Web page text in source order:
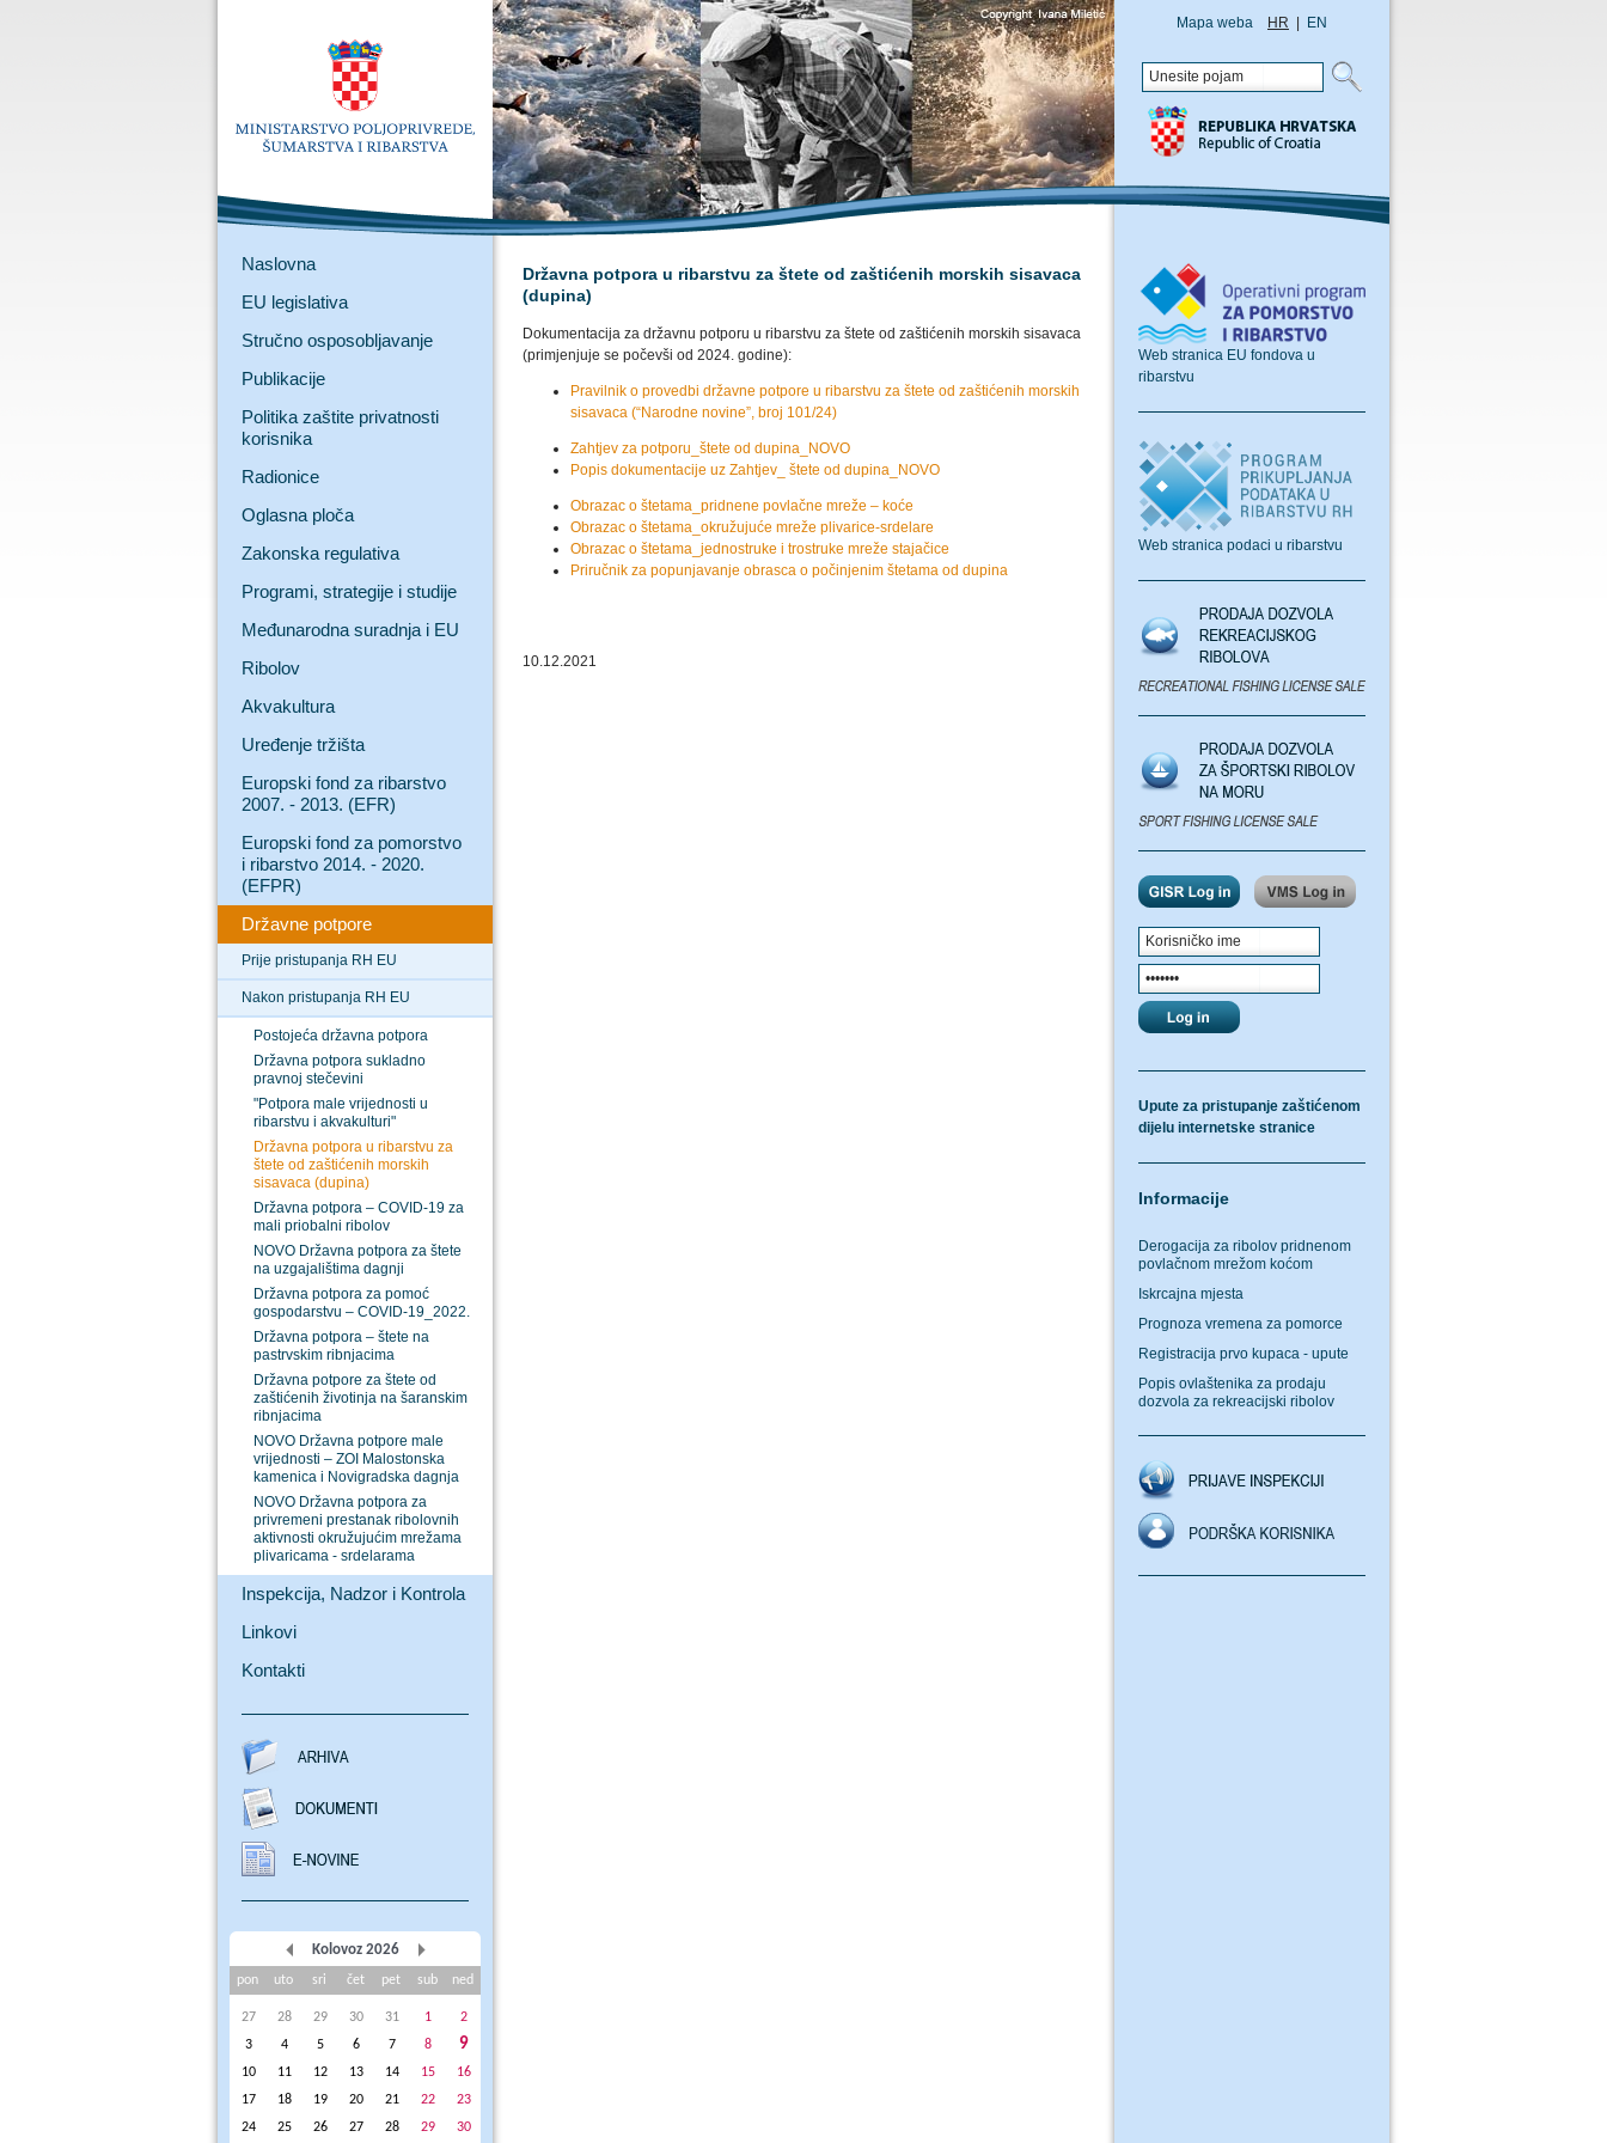
Mapa weba HR EN
Naslovna
EU legislativa
Stručno osposobljavanje
Publikacije
Politika zaštite privatnosti
korisnika
Radionice
Oglasna ploča
Zakonska regulativa
Programi, strategije i studije
Međunarodna suradnja i EU
Ribolov
Akvakultura
Uređenje tržišta
Europski fond za ribarstvo
2007. - 2013. (EFR)
Europski fond za pomorstvo
i ribarstvo 2014. - 2020.
(EFPR)
Državne potpore
Prije pristupanja RH EU
Nakon pristupanja RH EU
Postojeća državna potpora
Državna potpora sukladno
pravnoj stečevini
"Potpora male vrijednosti u
ribarstvu i akvakulturi"
Državna potpora u ribarstvu za
štete od zaštićenih morskih
sisavaca (dupina)
Državna potpora – COVID-19 za
mali priobalni ribolov
NOVO Državna potpora za štete
na uzgajalištima dagnji
Državna potpora za pomoć
gospodarstvu – COVID-19_2022.
Državna potpora – štete na
pastrvskim ribnjacima
Državna potpore za štete od
zaštićenih životinja na šaranskim
ribnjacima
NOVO Državna potpore male
vrijednosti – ZOI Malostonska
kamenica i Novigradska dagnja
NOVO Državna potpora za
privremeni prestanak ribolovnih
aktivnosti okružujućim mrežama
plivaricama - srdelarama
Inspekcija, Nadzor i Kontrola
Linkovi
Kontakti
Kolovoz 2026
pon uto sri čet pet sub ned
27 28 29 30 31 1
2
3
4 5 6 7 8 9
10 11 12 13 14 15
16
17
18 19 20 21 22
23
24
25 26 27 28 29 30
Državna potpora u ribarstvu za štete od zaštićenih morskih sisavaca
(dupina)
Dokumentacija za državnu potporu u ribarstvu za štete od zaštićenih morskih sisavaca
(primjenjuje se počevši od 2024. godine):
Pravilnik o provedbi državne potpore u ribarstvu za štete od zaštićenih morskih
sisavaca (“Narodne novine”, broj 101/24)
Zahtjev za potporu_štete od dupina_NOVO
Popis dokumentacije uz Zahtjev_ štete od dupina_NOVO
Obrazac o štetama_pridnene povlačne mreže – koće
Obrazac o štetama_okružujuće mreže plivarice-srdelare
Obrazac o štetama_jednostruke i trostruke mreže stajačice
Priručnik za popunjavanje obrasca o počinjenim štetama od dupina
10.12.2021
Web stranica EU fondova u
ribarstvu
Web stranica podaci u ribarstvu
Upute za pristupanje zaštićenom
dijelu internetske stranice
Informacije
Derogacija za ribolov pridnenom
povlačnom mrežom koćom
Iskrcajna mjesta
Prognoza vremena za pomorce
Registracija prvo kupaca - upute
Popis ovlaštenika za prodaju
dozvola za rekreacijski ribolov